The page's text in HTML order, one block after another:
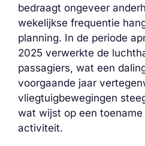
bedraagt ongeveer
wekelijkse frequentie
planning. In de periode
2025 verwerkte de
passagiers, wat een
voorgaande jaar
vliegtuigbewegingen
wat wijst op een
activiteit.